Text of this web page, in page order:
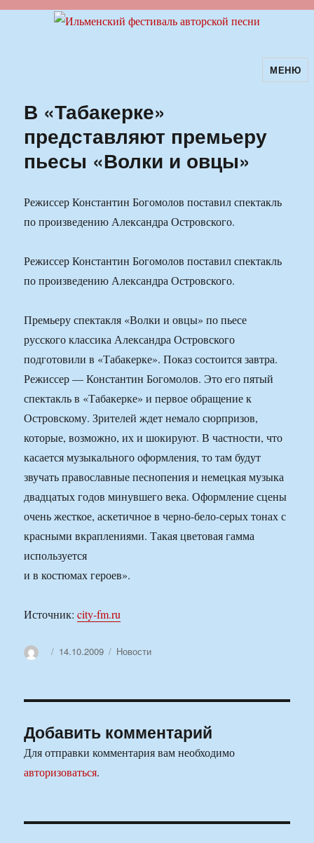
Ильменский фестиваль авторскойМЕНЮ
В «Табакерке»
представляют премьеру
пьесы «Волки и овцы»
Режиссер Константин Богомолов поставил спектакль
по произведению Александра Островского.
Режиссер Константин Богомолов поставил спектакль
по произведению Александра Островского.
Премьеру спектакля «Волки и овцы» по пьесе
русского классика Александра Островского
подготовили в «Табакерке». Показ состоится завтра.
Режиссер — Константин Богомолов. Это его пятый
спектакль в «Табакерке» и первое обращение к
Островскому. Зрителей ждет немало сюрпризов,
которые, возможно, их и шокируют. В частности, что
касается музыкального оформления, то там будут
звучать православные песнопения и немецкая музыка
двадцатых годов минувшего века. Оформление сцены
очень жесткое, аскетичное в черно-бело-серых тонах с
красными вкраплениями. Такая цветовая гамма
используется
и в костюмах героев».
Источник:city-fm.ru
АвторОпубликовано
14.10.2009 Рубрики
Новости
Добавить комментарий
Для отправки комментария вам необходимо
авторизоваться.